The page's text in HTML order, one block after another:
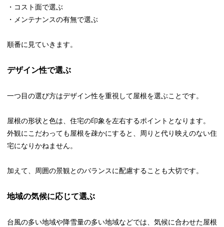
・コスト面で選ぶ
・メンテナンスの有無で選ぶ
順番に見ていきます。
デザイン性で選ぶ
一つ目の選び方はデザイン性を重視して屋根を選ぶことです。
屋根の形状と色は、住宅の印象を左右するポイントとなります。
外観にこだわっても屋根を疎かにすると、周りと代り映えのない住
宅になりかねません。
加えて、周囲の景観とのバランスに配慮することも大切です。
地域の気候に応じて選ぶ
台風の多い地域や降雪量の多い地域などでは、気候に合わせた屋根